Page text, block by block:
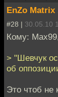
EnZo Matrix
#28 | 30.05.10
Кому:
> "Шевчук
об
Это чтоб не